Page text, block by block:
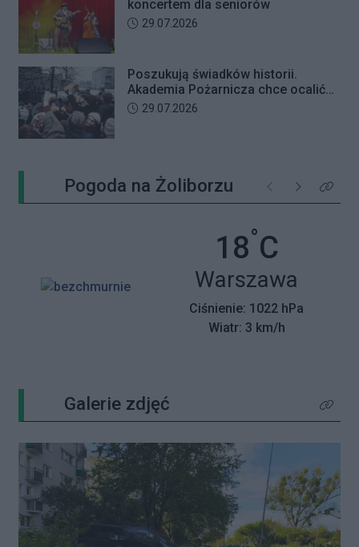
koncertem dla seniorów
Data dodania artykułu:
29.07.2026
Poszukują świadków historii.
Akademia Pożarnicza chce ocalić
wspomnienia z pamiętnego strajku
Data dodania artykułu:
29.07.2026
Pogoda na Żoliborzu Poprzednie
NastępneKliknij
18°C
Miasto:
Warszawa
Ciśnienie: 1022 hPa
Wiatr: 3 km/h
Galerie zdjęć Kliknij